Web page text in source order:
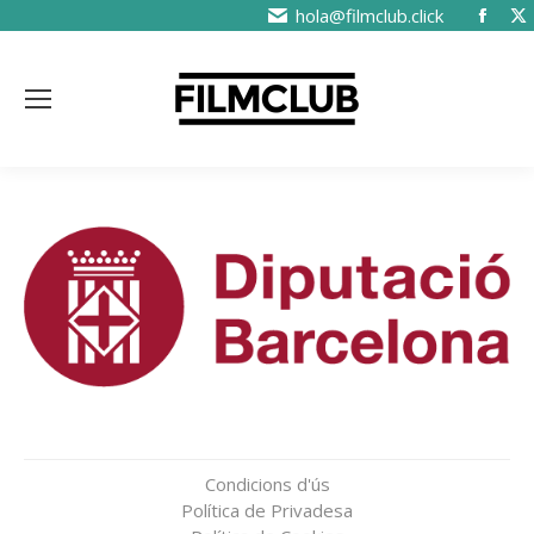
hola@filmclub.click
Condicions d'ús
Política de Privadesa